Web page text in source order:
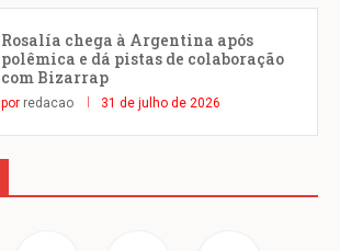
Rosalía chega à Argentina após
polêmica e dá pistas de colaboração
com Bizarrap
por redacao 31 de julho de 2026